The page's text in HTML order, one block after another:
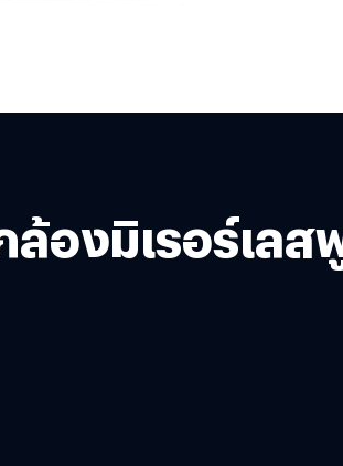
ล้องมิเรอร์เล